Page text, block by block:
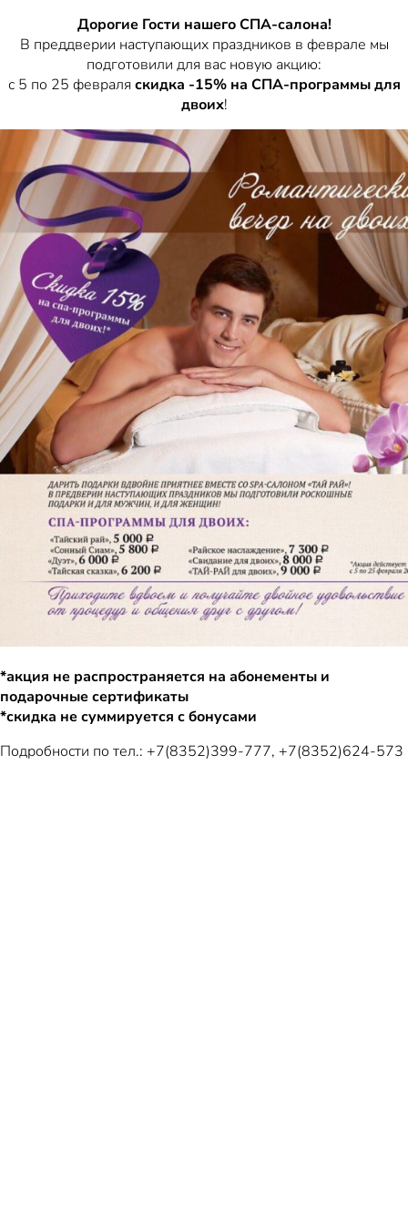
Дорогие Гости нашего СПА-салона!
В преддверии наступающих праздников в феврале мы
подготовили для вас новую акцию:
с 5 по 25 февраляскидка -15% на СПА-программы для
двоих!
*акция не распространяется на абонементы и
подарочные сертификаты
*скидка не суммируется с бонусами
Подробности по тел.: +7(8352)399-777, +7(8352)624-573